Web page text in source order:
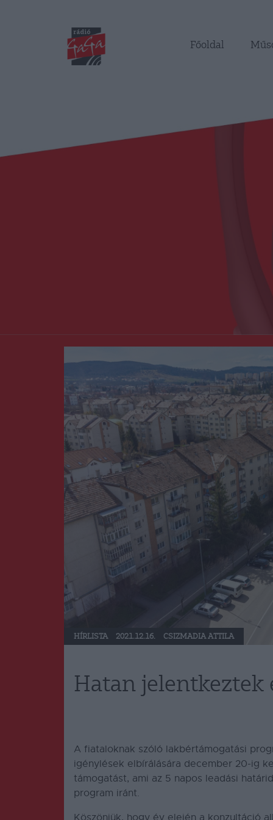
Főoldal
HÍRLISTA 2021.12.16. CSIZMADIA ATTILA
Hatan jelentkeztek
A fiataloknak szóló lakbértámogatási
igénylések elbírálására december 20-ig
támogatást, ami az 5 napos leadási
program iránt.